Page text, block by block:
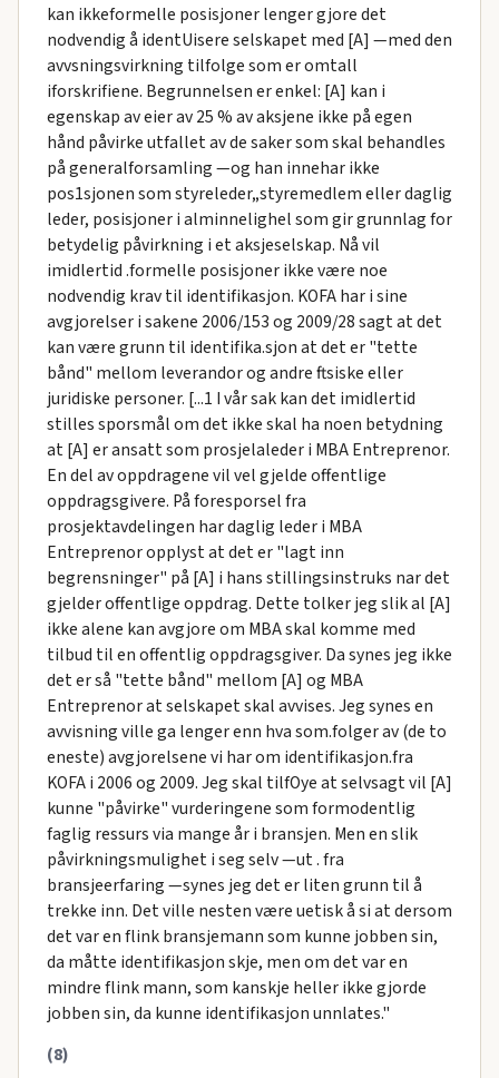
kan ikkeformelle posisjoner lenger gjore det
nodvendig å identUisere selskapet med [A] —med den
avvsningsvirkning tilfolge som er omtall
iforskrifiene. Begrunnelsen er enkel: [A] kan i
egenskap av eier av 25 % av aksjene ikke på egen
hånd påvirke utfallet av de saker som skal behandles
på generalforsamling —og han innehar ikke
pos1sjonen som styreleder„styremedlem eller daglig
leder, posisjoner i alminnelighel som gir grunnlag for
betydelig påvirkning i et aksjeselskap. Nå vil
imidlertid .formelle posisjoner ikke være noe
nodvendig krav til identifikasjon. KOFA har i sine
avgjorelser i sakene 2006/153 og 2009/28 sagt at det
kan være grunn til identifika.sjon at det er "tette
bånd" mellom leverandor og andre ftsiske eller
juridiske personer. [...1 I vår sak kan det imidlertid
stilles sporsmål om det ikke skal ha noen betydning
at [A] er ansatt som prosjelaleder i MBA Entreprenor.
En del av oppdragene vil vel gjelde offentlige
oppdragsgivere. På foresporsel fra
prosjektavdelingen har daglig leder i MBA
Entreprenor opplyst at det er "lagt inn
begrensninger" på [A] i hans stillingsinstruks nar det
gjelder offentlige oppdrag. Dette tolker jeg slik al [A]
ikke alene kan avgjore om MBA skal komme med
tilbud til en offentlig oppdragsgiver. Da synes jeg ikke
det er så "tette bånd" mellom [A] og MBA
Entreprenor at selskapet skal avvises. Jeg synes en
avvisning ville ga lenger enn hva som.folger av (de to
eneste) avgjorelsene vi har om identifikasjon.fra
KOFA i 2006 og 2009. Jeg skal tilfOye at selvsagt vil [A]
kunne "påvirke" vurderingene som formodentlig
faglig ressurs via mange år i bransjen. Men en slik
påvirkningsmulighet i seg selv —ut . fra
bransjeerfaring —synes jeg det er liten grunn til å
trekke inn. Det ville nesten være uetisk å si at dersom
det var en flink bransjemann som kunne jobben sin,
da måtte identifikasjon skje, men om det var en
mindre flink mann, som kanskje heller ikke gjorde
jobben sin, da kunne identifikasjon unnlates."
(8)